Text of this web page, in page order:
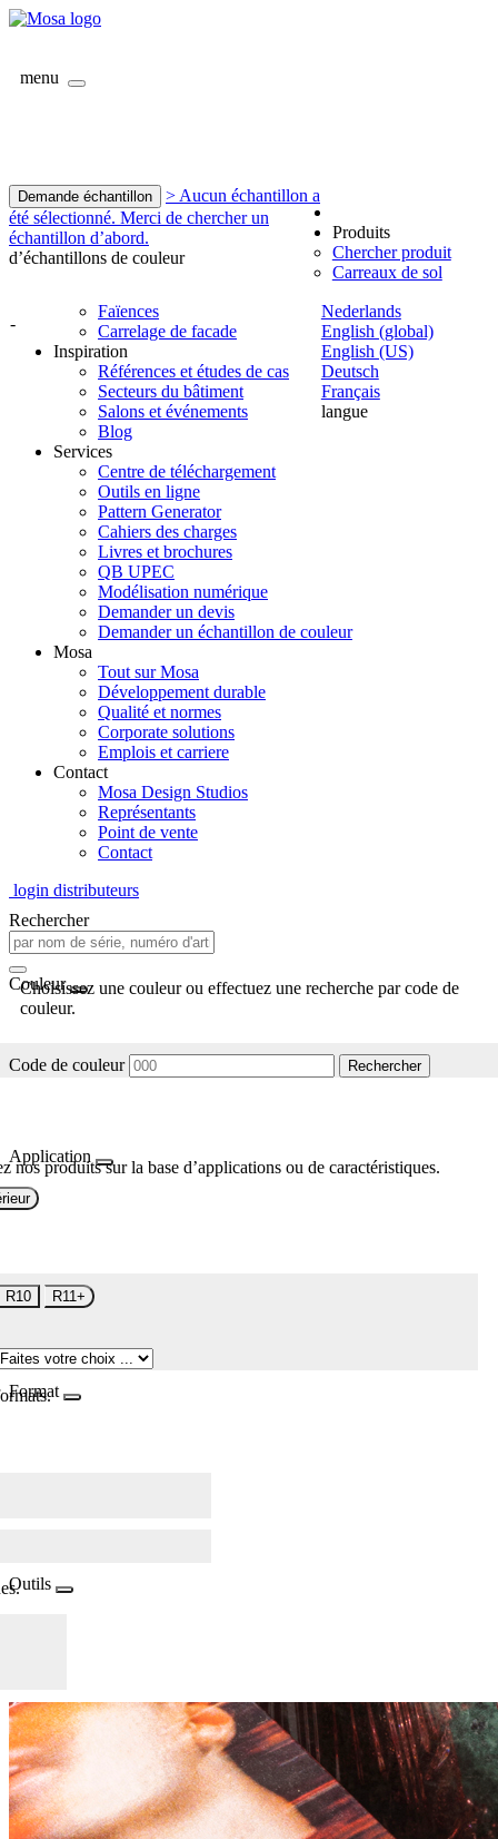
menu
Demande échantillon
> Aucun échantillon a
été sélectionné. Merci de chercher un
échantillon d’abord.
d’échantillons de couleur
-
Nederlands
English (global)
English (US)
Deutsch
Français
langue
Produits
Chercher produit
Carreaux de sol
Faïences
Carrelage de facade
Inspiration
Références et études de cas
Secteurs du bâtiment
Salons et événements
Blog
Services
Centre de téléchargement
Outils en ligne
Pattern Generator
Cahiers des charges
Livres et brochures
QB UPEC
Modélisation numérique
Demander un devis
Demander un échantillon de couleur
Mosa
Tout sur Mosa
Développement durable
Qualité et normes
Corporate solutions
Emplois et carriere
Contact
Mosa Design Studios
Représentants
Point de vente
Contact
login distributeurs
Rechercher
Couleur
Choisissez une couleur ou effectuez une recherche par code de
couleur.
Code de couleur Rechercher
Application
nos produits sur la base d’applications ou de caractéristiques.
R10 R11+
Format
Outils